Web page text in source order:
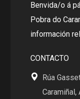
Benvida/o á
Pobra do
información
CONTACTO
Rúa
Caramiñal,